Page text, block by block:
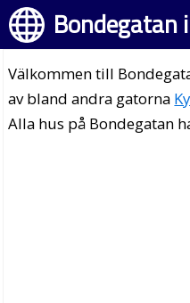
Bondegatan
Välkommen till
av bland andra gatorna
Alla hus på Bondegatan